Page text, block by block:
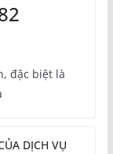
đặc biệt là
DỊCH VỤ